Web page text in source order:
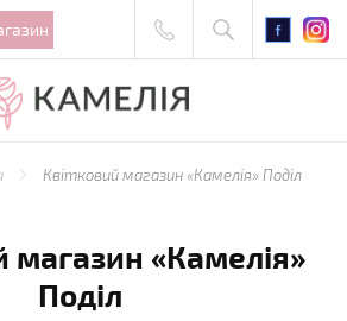
Квітковий магазин «Камелія» Поділ
магазин «Камелія»
Поділ